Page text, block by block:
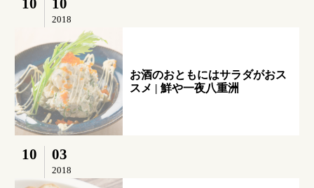
2018
お酒のおともにはサラダがおス
スメ | 鮮や一夜八重洲
10 03
2018